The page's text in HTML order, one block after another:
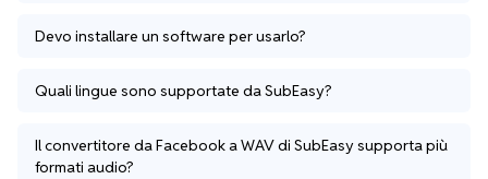
Devo installare un software per usarlo?
Quali lingue sono supportate da SubEasy?
Il convertitore da Facebook a WAV di SubEasy supporta più
formati audio?